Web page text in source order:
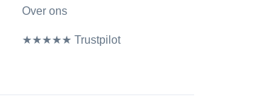
Over ons
★★★★★ Trustpilot